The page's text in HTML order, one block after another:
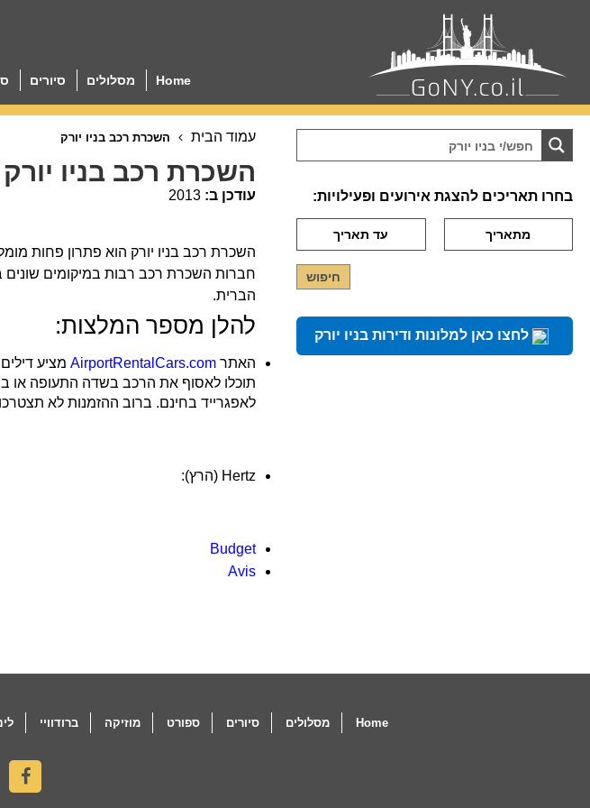
Home מסלולים סיורים
עמוד הבית השכרת רכב בניו יורק
השכרת רכב בניו יורק
עודכן ב: 2013
השכרת רכב בניו יורק הוא פתרון פחות
חברות השכרת רכב רבות במיקומים שונים
הברית.
להלן מספר המלצות:
האתר AirportRentalCars.com
תוכלו לאסוף את הרכב בשדה התעופה או
לאפגרייד בחינם. ברוב ההזמנות לא
Hertz (הרץ):
Budget
Avis
בחרו תאריכים להצגת אירועים ופעילויות:
לחצו כאן למלונות ודירות בניו יורק
Home מסלולים סיורים ספורט מוזיקה ברודוויי